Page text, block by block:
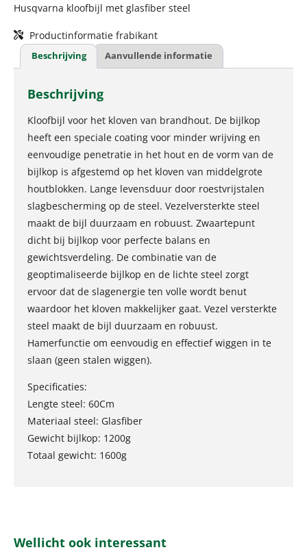
Husqvarna kloofbijl met glasfiber steel
Productinformatie frabikant
Beschrijving Aanvullende informatie
Beschrijving
Kloofbijl voor het kloven van brandhout. De bijlkop
heeft een speciale coating voor minder wrijving en
eenvoudige penetratie in het hout en de vorm van de
bijlkop is afgestemd op het kloven van middelgrote
houtblokken. Lange levensduur door roestvrijstalen
slagbescherming op de steel. Vezelversterkte steel
maakt de bijl duurzaam en robuust. Zwaartepunt
dicht bij bijlkop voor perfecte balans en
gewichtsverdeling. De combinatie van de
geoptimaliseerde bijlkop en de lichte steel zorgt
ervoor dat de slagenergie ten volle wordt benut
waardoor het kloven makkelijker gaat. Vezel versterkte
steel maakt de bijl duurzaam en robuust.
Hamerfunctie om eenvoudig en effectief wiggen in te
slaan (geen stalen wiggen).
Specificaties:
Lengte steel: 60Cm
Materiaal steel: Glasfiber
Gewicht bijlkop: 1200g
Totaal gewicht: 1600g
Wellicht ook interessant